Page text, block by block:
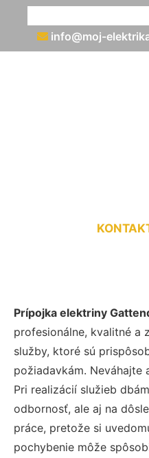
info@moj-
Prípojka elektriny
profesionálne, kvalitné a
služby, ktoré sú
požiadavkám. Neváhajte
Pri realizácií služieb
odbornosť, ale aj na
práce, pretože si
pochybenie môže